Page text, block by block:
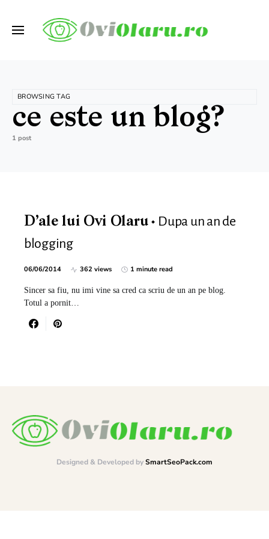
BROWSING TAG
ce este un blog?
1 post
D’ale lui Ovi Olaru
Dupa un an de
blogging
06/06/2014 362 views 1 minute read
Sincer sa fiu, nu imi vine sa cred ca scriu de un an pe blog.
Totul a pornit…
Designed & Developed bySmartSeoPack.com